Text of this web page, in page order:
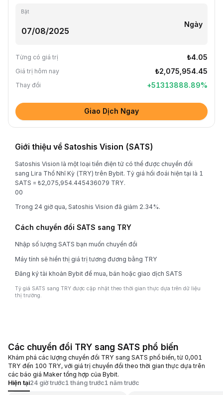
Bật
Ngày
Từng có giá trị ₺4.05
Giá trị hôm nay ₺2,075,954.45
Thay đổi +51313888.89%
Giao Dịch Ngay
Giới thiệu về Satoshis Vision (SATS)
Satoshis Vision là một loại tiền điện tử có thể được chuyển đổi
sang Lira Thổ Nhĩ Kỳ (TRY) trên Bybit. Tỷ giá hối đoái hiện tại là 1
SATS = ₺2,075,954.445436079 TRY.
00
Trong 24 giờ qua, Satoshis Vision đã giảm 2.34%.
Cách chuyển đổi SATS sang TRY
Nhập số lượng SATS bạn muốn chuyển đổi
Máy tính sẽ hiển thị giá trị tương đương bằng TRY
Đăng ký tài khoản Bybit để mua, bán hoặc giao dịch SATS
Tỷ giá SATS sang TRY được cập nhật theo thời gian thực dựa trên dữ liệu
thị trường.
Các chuyển đổi TRY sang SATS phổ biến
Khám phá các lượng chuyển đổi TRY sang SATS phổ biến, từ 0,001
TRY đến 100 TRY, với giá trị chuyển đổi theo thời gian thực dựa trên
các báo giá Maker tổng hợp của Bybit.
Hiện tại24 giờ trước1 tháng trước1 năm trước